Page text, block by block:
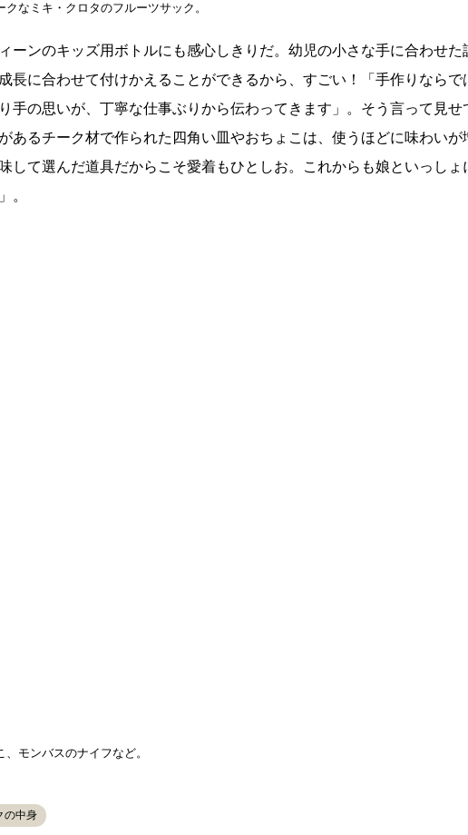
なミキ・クロタのフルーツサック。
ーンのキッズ用ボトルにも感心しきりだ。幼児の小さな手に合わせ
長に合わせて付けかえることができるから、すごい！「手作りならで
手の思いが、丁寧な仕事ぶりから伝わってきます」。そう言って見
あるチーク材で作られた四角い皿やおちょこは、使うほどに味わい
して選んだ道具だからこそ愛着もひとしお。これからも娘といっしょ
。
モンバスのナイフなど。
の中身